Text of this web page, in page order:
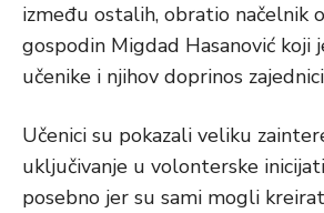
između ostalih, obratio načelnik
gospodin Migdad Hasanović koji
učenike i njihov doprinos
Učenici su pokazali veliku
uključivanje u volonterske
posebno jer su sami mogli